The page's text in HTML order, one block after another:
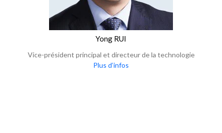
Yong RUI
Vice-président principal et directeur de la technologie
Plus d’infos